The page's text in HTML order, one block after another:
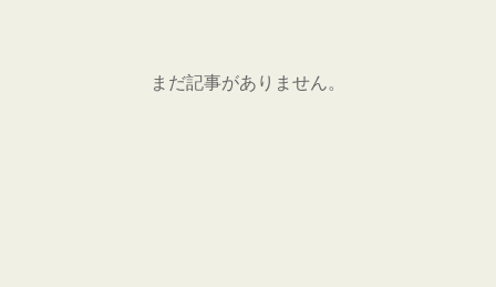
まだ記事がありません。